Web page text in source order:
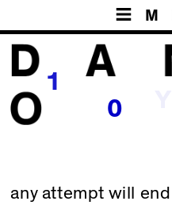
1
0
any attempt will